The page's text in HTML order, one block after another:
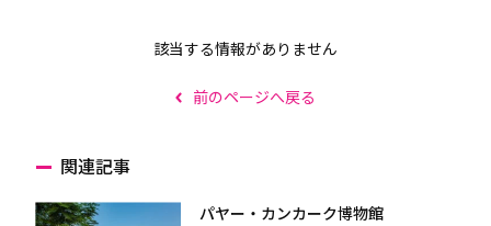
該当する情報がありません
前のページへ戻る
関連記事
パヤー・カンカーク博物館